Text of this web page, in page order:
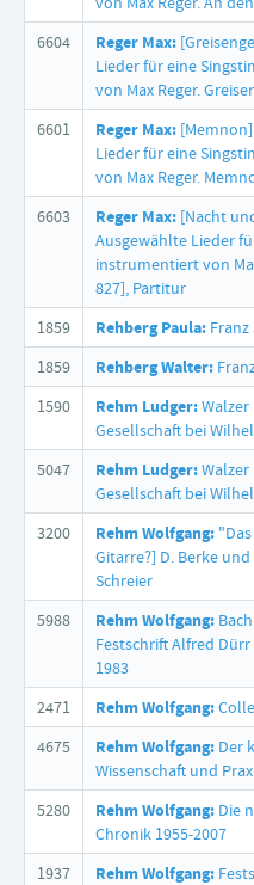
6604
Reger Max:
Lieder für eine
von Max Reger.
6601
Reger Max:
Lieder für eine
von Max Reger.
6603
Reger Max: [Nacht
Ausgewählte Lieder
instrumentiert von
827], Partitur
1859
Rehberg Paula:
1859
Rehberg Walter:
1590
Rehm Ludger:
Gesellschaft bei
5047
Rehm Ludger:
Gesellschaft bei
3200
Rehm Wolfgang:
Gitarre?] D. Berke
Schreier
5988
Rehm Wolfgang:
Festschrift Alfred
1983
2471
Rehm Wolfgang:
4675
Rehm Wolfgang: Der
Wissenschaft und
5280
Rehm Wolfgang: Die
Chronik 1955-2007
1937
Rehm Wolfgang: